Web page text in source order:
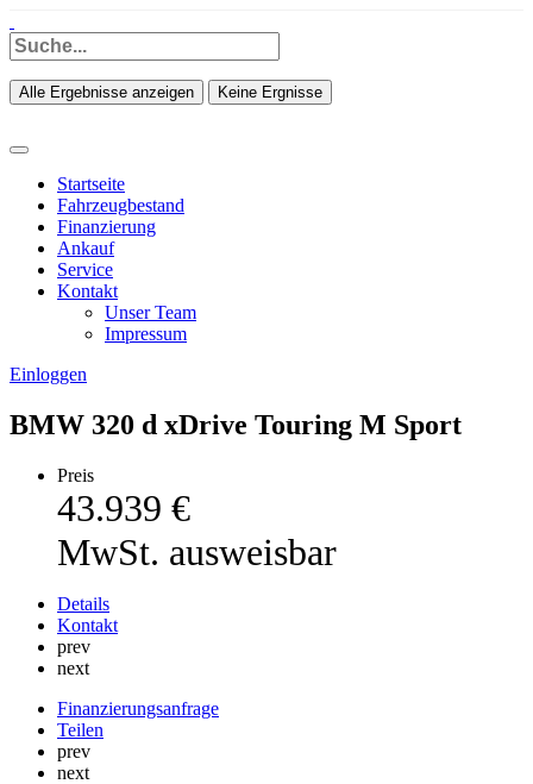
Alle Ergebnisse anzeigen Keine Ergnisse
Startseite
Fahrzeugbestand
Finanzierung
Ankauf
Service
Kontakt
Unser Team
Impressum
Einloggen
BMW 320 d xDrive Touring M Sport
Preis
43.939 €
MwSt. ausweisbar
Details
Kontakt
prev
next
Finanzierungsanfrage
Teilen
prev
next